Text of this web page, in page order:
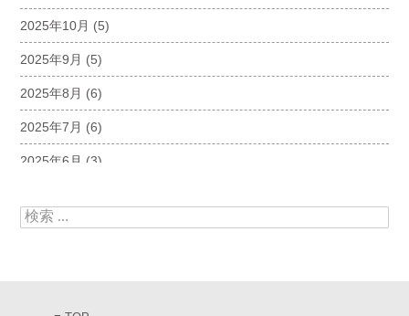
2025年10月 (5)
2025年9月 (5)
2025年8月 (6)
2025年7月 (6)
2025年6月 (3)
2025年4月(5)
検索: